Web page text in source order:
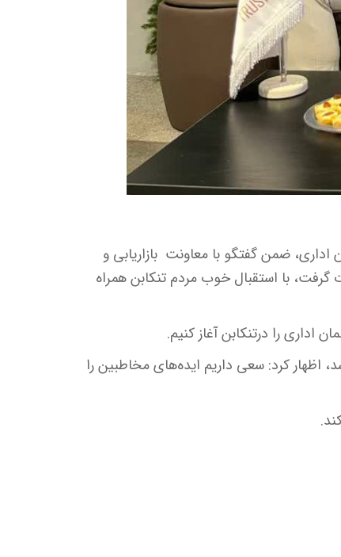
اداری، ضمن گفتگو با معاونت بازاریابی و
با استقبال خوب مردم تنکابن همراه
اداری را درتنکابن آغاز کنیم.
اظهار کرد: سعی داریم ایده‌های مخاطبین را